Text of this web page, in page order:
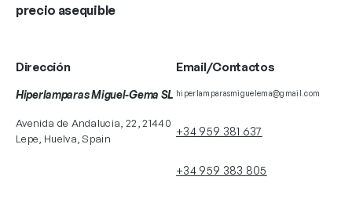
precio asequible
Dirección
Hiperlamparas Miguel-Gema SL
Avenida de Andalucia, 22, 21440
Lepe, Huelva, Spain
Email/Contactos
hiperlamparasmiguelema@gmail.com
+34 959 381 637
+34 959 383 805